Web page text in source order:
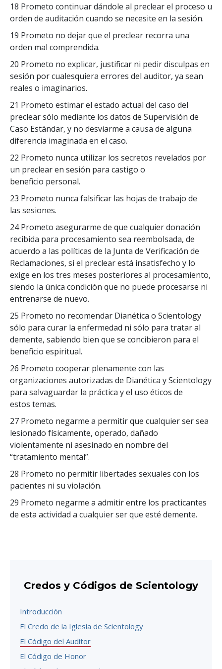
18 Prometo continuar dándole al preclear el proceso u
orden de auditación cuando se necesite en la sesión.
19 Prometo no dejar que el preclear recorra una
orden mal comprendida.
20 Prometo no explicar, justificar ni pedir disculpas en
sesión por cualesquiera errores del auditor, ya sean
reales o imaginarios.
21 Prometo estimar el estado actual del caso del
preclear sólo mediante los datos de Supervisión de
Caso Estándar, y no desviarme a causa de alguna
diferencia imaginada en el caso.
22 Prometo nunca utilizar los secretos revelados por
un preclear en sesión para castigo o
beneficio personal.
23 Prometo nunca falsificar las hojas de trabajo de
las sesiones.
24 Prometo asegurarme de que cualquier donación
recibida para procesamiento sea reembolsada, de
acuerdo a las políticas de la Junta de Verificación de
Reclamaciones, si el preclear está insatisfecho y lo
exige en los tres meses posteriores al procesamiento,
siendo la única condición que no puede procesarse ni
entrenarse de nuevo.
25 Prometo no recomendar Dianética o Scientology
sólo para curar la enfermedad ni sólo para tratar al
demente, sabiendo bien que se concibieron para el
beneficio espiritual.
26 Prometo cooperar plenamente con las
organizaciones autorizadas de Dianética y Scientology
para salvaguardar la práctica y el uso éticos de
estos temas.
27 Prometo negarme a permitir que cualquier ser sea
lesionado físicamente, operado, dañado
violentamente ni asesinado en nombre del
“tratamiento mental”.
28 Prometo no permitir libertades sexuales con los
pacientes ni su violación.
29 Prometo negarme a admitir entre los practicantes
de esta actividad a cualquier ser que esté demente.
Credos y Códigos de Scientology
Introducción
El Credo de la Iglesia de Scientology
El Código del Auditor
El Código de Honor